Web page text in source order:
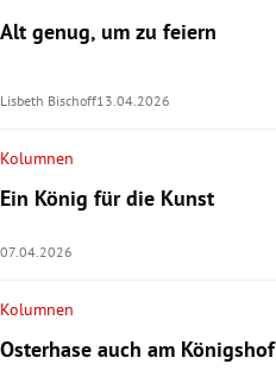
Alt genug, um zu feiern
Lisbeth Bischoff13.04.2026
Kolumnen
Ein König für die Kunst
07.04.2026
Kolumnen
Osterhase auch am Königshof